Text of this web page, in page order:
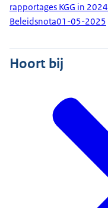
rapportages KGG in 2024
Beleidsnota01-05-2025
Hoort bij